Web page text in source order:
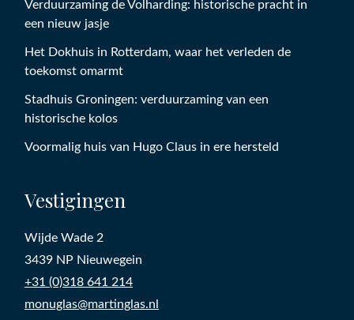
Verduurzaming de Volharding: historische pracht in
een nieuw jasje
Het Dokhuis in Rotterdam, waar het verleden de
toekomst omarmt
Stadhuis Groningen: verduurzaming van een
historische kolos
Voormalig huis van Hugo Claus in ere hersteld
Vestigingen
Wijde Wade 2
3439 NP Nieuwegein
+31 (0)318 641 214
monuglas@martinglas.nl